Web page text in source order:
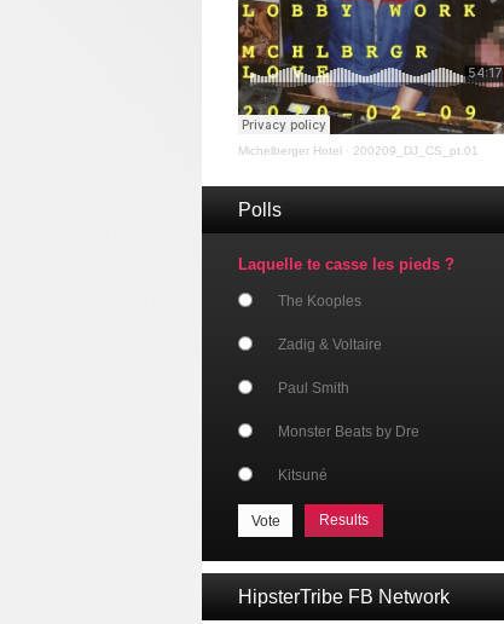
Michelberger Hotel · 200209_DJ_CS_pt.01
Polls
Laquelle te casse les pieds ?
The Kooples
Zadig & Voltaire
Paul Smith
Monster Beats by Dre
Kitsuné
Results
HipsterTribe FB Network